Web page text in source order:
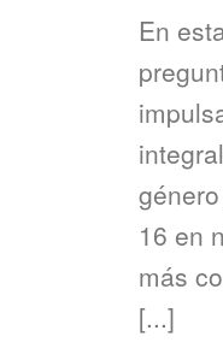
En
16 en
más
[...]